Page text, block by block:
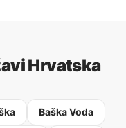
Hrvatska
Baška Voda